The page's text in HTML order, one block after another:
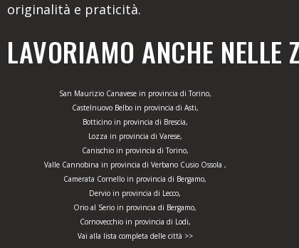
originalità e praticità.
LAVORIAMO ANCHE NELLE
San Maurizio Canavese in provincia di Torino,
Castelnuovo Belbo in provincia di Asti,
Botticino in provincia di Brescia,
Lozza in provincia di Varese,
Canischio in provincia di Torino,
Valle Cannobina in provincia di Verbano Cusio Ossola ,
Camerata Cornello in provincia di Bergamo,
Dervio in provincia di Lecco,
Orio al Serio in provincia di Bergamo,
Cornovecchio in provincia di Lodi,
Vai alla lista completa delle città >>